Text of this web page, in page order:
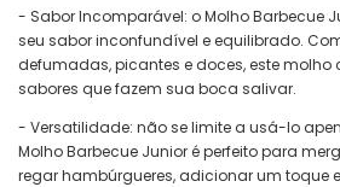
- Sabor Incomparável: o Molho Barbecue
seu sabor inconfundível e equilibrado.
defumadas, picantes e doces, este
sabores que fazem sua boca salivar.
- Versatilidade: não se limite a usá-lo
Molho Barbecue Junior é perfeito para
regar hambúrgueres, adicionar um toque